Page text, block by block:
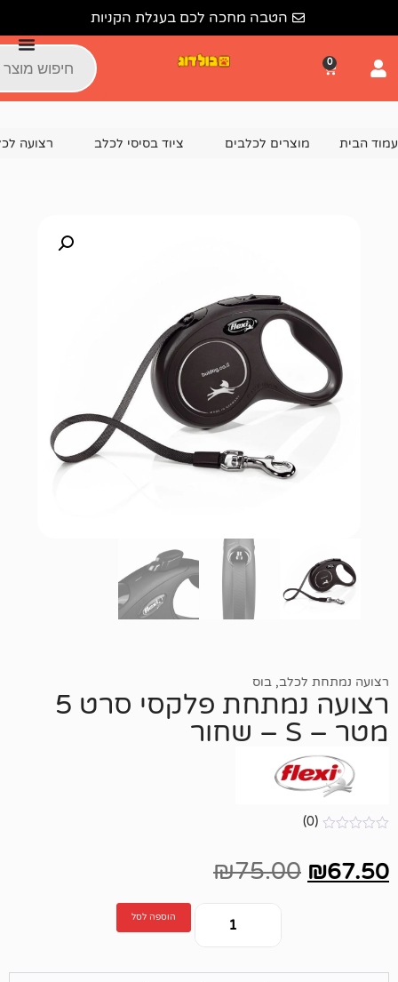
הטבה מחכה לכם בעגלת הקניות
לכלבים ציוד בסיסי לכלב רצועה לכלב רצועה
,בוס
רצועה נמתחת פלקסי סרט 5
₪75.00
הוספה לסל